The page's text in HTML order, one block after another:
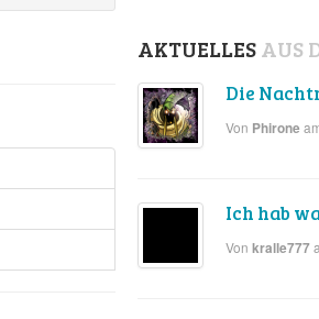
AKTUELLESAUS
Die
Von Phirone
Ich hab
Von kralle777